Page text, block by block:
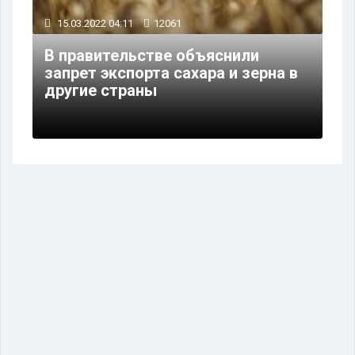
15.03.2022 04:11 12061
В правительстве объяснили
запрет экспорта сахара и зерна в
другие страны